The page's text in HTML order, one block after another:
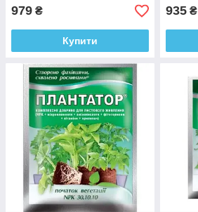
979 ₴
Купити
935 ₴